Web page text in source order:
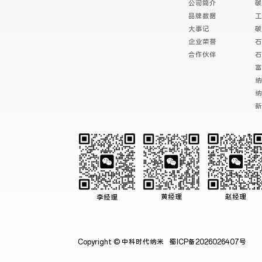
公司简介
品牌数据
大事记
企业荣誉
合作伙伴
李经理 黄经理 赵经理
Copyright © 中科时代纳米 蜀ICP备2026026407号